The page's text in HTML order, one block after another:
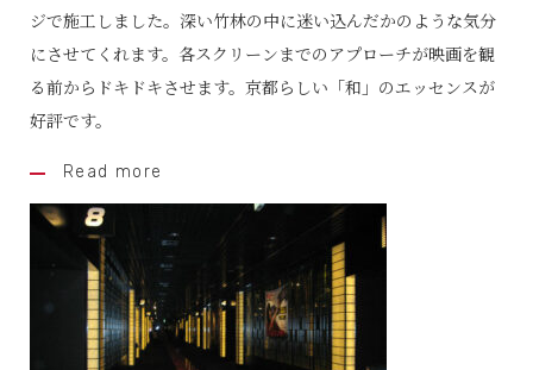
ジで施工しました。深い竹林の中に迷い込んだかのような気分
にさせてくれます。各スクリーンまでのアプローチが映画を観
る前からドキドキさせます。京都らしい「和」のエッセンスが
好評です。
Read more